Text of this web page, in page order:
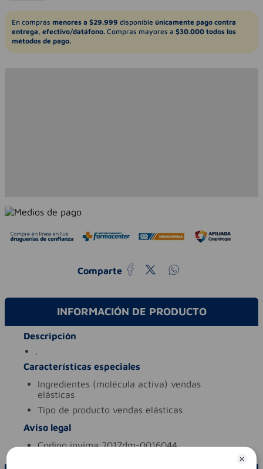
En compras menores a $29.999 disponible únicamente pago contra
entrega, efectivo/datáfono. Compras mayores a $30.000 todos los
métodos de pago.
Comparte
INFORMACIÓN DE PRODUCTO
Descripción
.
Características especiales
ingredientes (molécula activa) vendas
elásticas
tipo de producto vendas elásticas
Aviso legal
codigo invima 2017dm-0016044